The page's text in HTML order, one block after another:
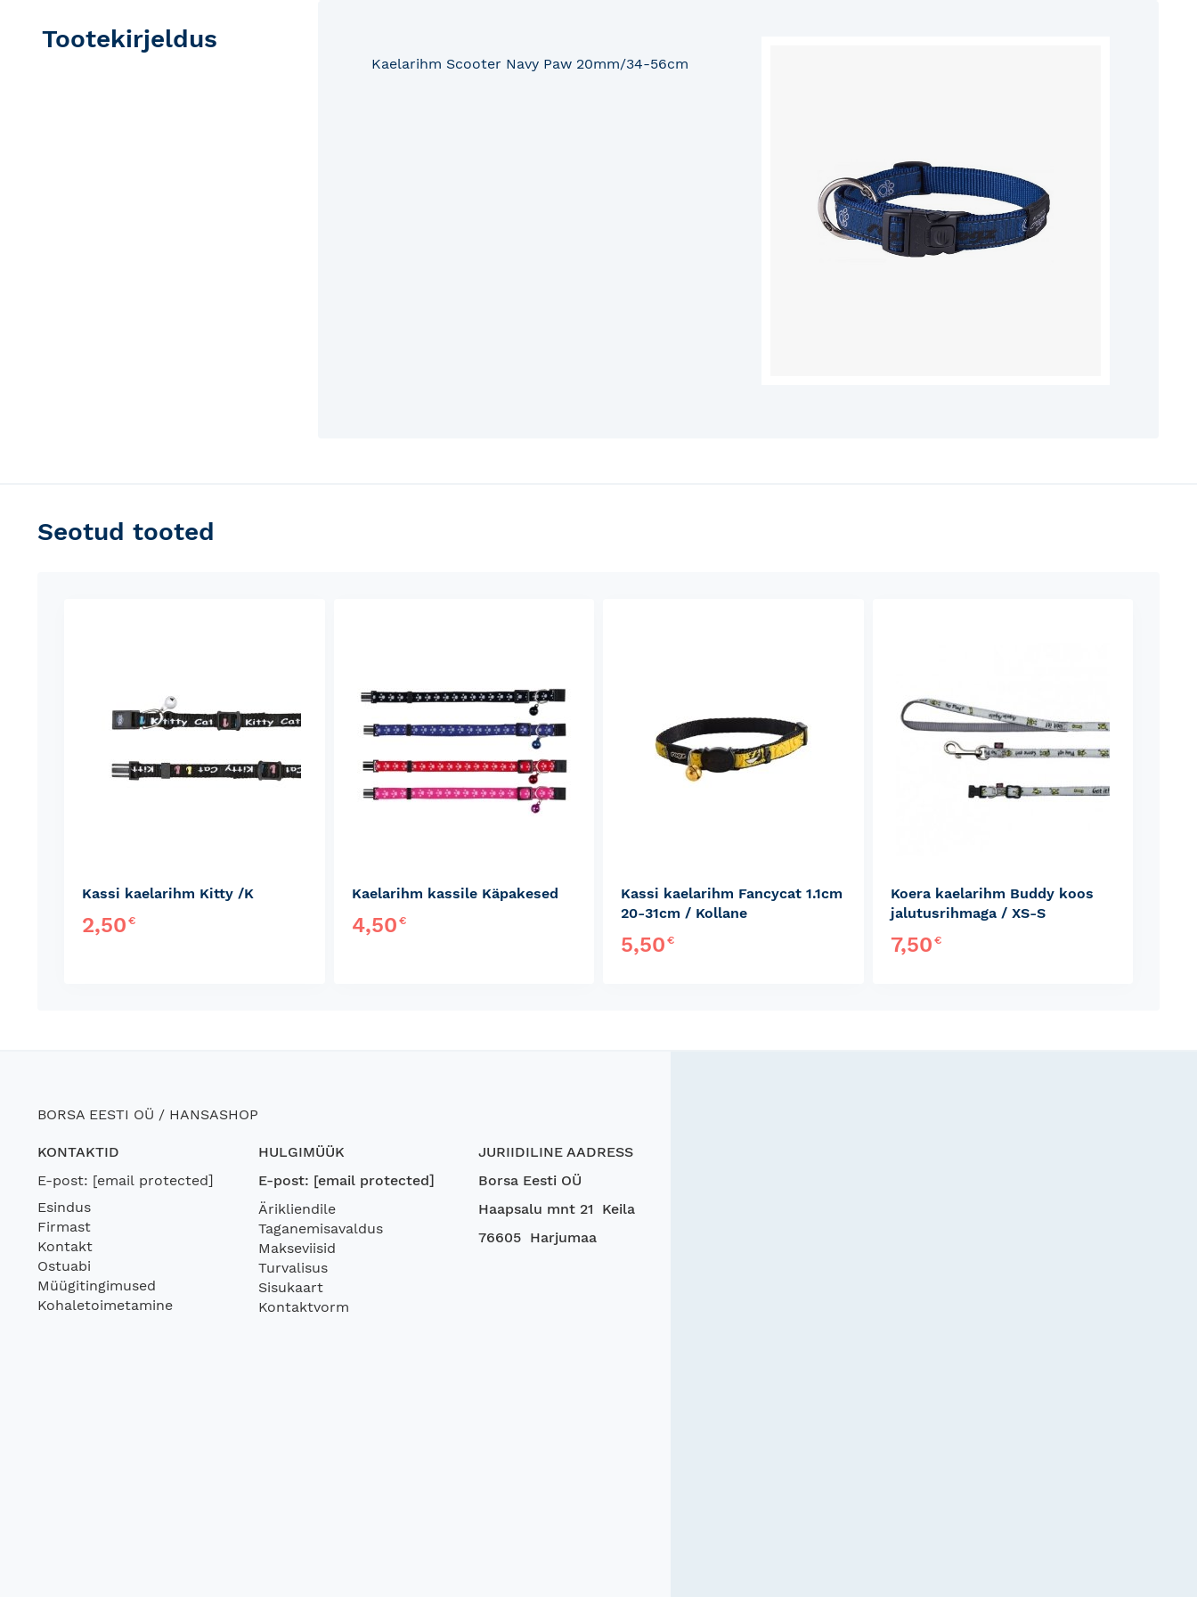
Tootekirjeldus
Kaelarihm Scooter Navy Paw 20mm/34-56cm
Seotud tooted
Skip
Kassi kaelarihm Kitty /K
2,50€
Kaelarihm kassile Käpakesed
4,50€
Kassi kaelarihm Fancycat 1.1cm
20-31cm / Kollane
5,50€
Koera kaelarihm Buddy koos
jalutusrihmaga / XS-S
7,50€
BORSA EESTI OÜ / HANSASHOP
KONTAKTID
E-post: [email protected]
Esindus
Firmast
Kontakt
Ostuabi
Müügitingimused
Kohaletoimetamine
HULGIMÜÜK
E-post: [email protected]
Ärikliendile
Taganemisavaldus
Makseviisid
Turvalisus
Sisukaart
Kontaktvorm
JURIIDILINE AADRESS
Borsa Eesti OÜ
Haapsalu mnt 21 Keila
76605 Harjumaa